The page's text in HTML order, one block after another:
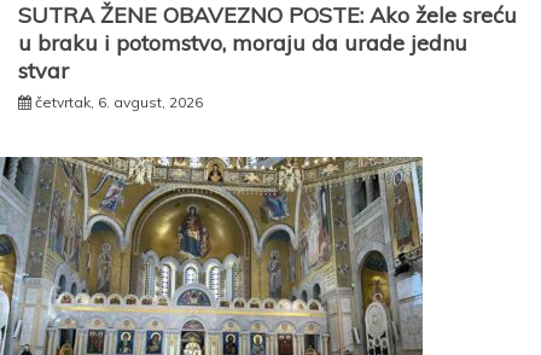
SUTRA ŽENE OBAVEZNO POSTE: Ako žele sreću
u braku i potomstvo, moraju da urade jednu
stvar
četvrtak, 6. avgust, 2026